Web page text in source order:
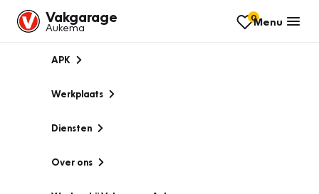
Vakgarage
Aukema
0Menu
APK
Werkplaats
Diensten
Over ons